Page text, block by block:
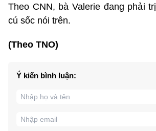
Theo CNN, bà Valerie đang phải
cú sốc nói trên.
(Theo TNO)
Ý kiến bình luận: